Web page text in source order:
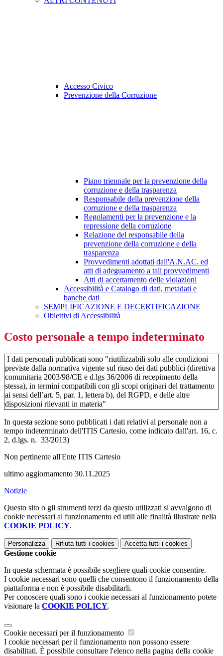
Accesso Civico
Prevenzione della Corruzione
Piano triennale per la prevenzione della
corruzione e della trasparenza
Responsabile della prevenzione della
corruzione e della trasparenza
Regolamenti per la prevenzione e la
repressione della corruzione
Relazione del responsabile della
prevenzione della corruzione e della
trasparenza
Provvedimenti adottati dall'A.N.AC. ed
atti di adeguamento a tali provvedimenti
Atti di accertamento delle violazioni
Accessibilità e Catalogo di dati, metadati e
banche dati
SEMPLIFICAZIONE E DECERTIFICAZIONE
Obiettivi di Accessibilità
Costo personale a tempo indeterminato
I dati personali pubblicati sono "riutilizzabili solo alle condizioni
previste dalla normativa vigente sul riuso dei dati pubblici (direttiva
comunitaria 2003/98/CE e d.lgs 36/2006 di recepimento della
stessa), in termini compatibili con gli scopi originari del trattamento
ai sensi dell’art. 5, par. 1, lettera b), del RGPD, e delle altre
disposizioni rilevanti in materia"
In questa sezione sono pubblicati i dati relativi al personale non a
tempo indeterminato dell'ITIS Cartesio, come indicato dall'art. 16, c.
2, d.lgs. n. 33/2013)
Non pertinente all'Ente ITIS Cartesio
ultimo aggiornamento 30.11.2025
Notizie
Questo sito o gli strumenti terzi da questo utilizzati si avvalgono di
cookie necessari al funzionamento ed utili alle finalità illustrate nella
COOKIE POLICY.
Personalizza Rifiuta tutti i cookies Accetta tutti i cookies
Gestione cookie
In questa schermata è possibile scegliere quali cookie consentire.
I cookie necessari sono quelli che consentono il funzionamento della
piattaforma e non è possibile disabilitarli.
Per conoscere quali sono i cookie necessari al funzionamento potete
visionare la COOKIE POLICY.
Cookie necessari per il funzionamento
I cookie necessari per il funzionamento non possono essere
disabilitati. È possibile consultare l'elenco nella pagina della cookie